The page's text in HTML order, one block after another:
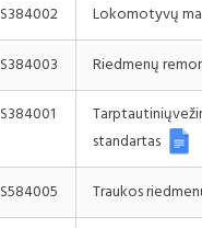
S384002 Lokomotyvų
S384003
Riedmenų
S384001
standartas
S584005 Traukos